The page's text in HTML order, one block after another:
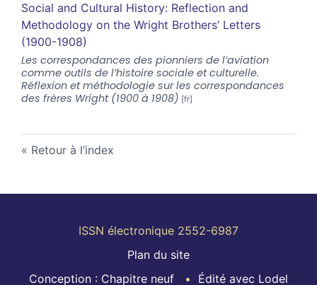
Social and Cultural History: Reflection and
Methodology on the Wright Brothers’ Letters
(1900-1908)
Les correspondances des pionniers de l’aviation
comme outils de l’histoire sociale et culturelle.
Réflexion et méthodologie sur les correspondances
des frères Wright (1900 à 1908)
Retour à l’index
ISSN électronique 2552-6987
Plan du site
Conception : Chapitre neuf
Édité avec Lodel